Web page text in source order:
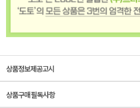
상품정보제공고시
상품구매 필독사항